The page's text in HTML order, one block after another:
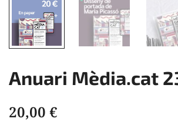
Anuari Mèdia.cat
20,00 €